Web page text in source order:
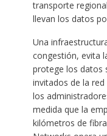
transporte
llevan los datos
Una
congestión, evita
protege los datos
invitados de la
los
medida que la
kilómetros de